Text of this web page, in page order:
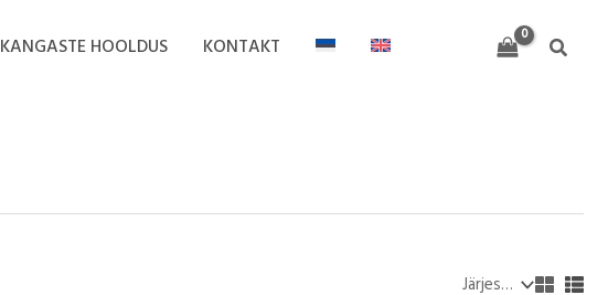
KANGASTE HOOLDUS KONTAKT Search